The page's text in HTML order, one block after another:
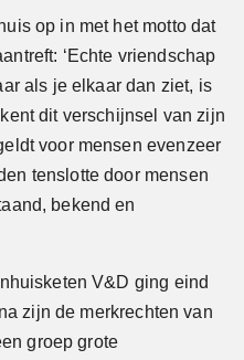
op in met het motto dat
‘Echte vriendschap
als je elkaar dan ziet, is
dit verschijnsel van zijn
voor mensen evenzeer
tenslotte door mensen
bekend en
V&D ging eind
zijn de merkrechten van
groep grote